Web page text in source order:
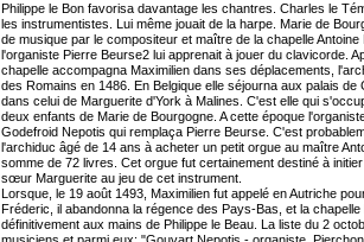
Philippe le Bon favorisa davantage les chantres. Charles le
les instrumentistes. Lui même jouait de la harpe. Marie de
de musique par le compositeur et maître de la chapelle
l'organiste Pierre Beurse2 lui apprenait à jouer du clavicorde.
chapelle accompagna Maximilien dans ses déplacements,
des Romains en 1486. En Belgique elle séjourna aux palais de
dans celui de Marguerite d'York à Malines. C'est elle qui
deux enfants de Marie de Bourgogne. A cette époque
Godefroid Nepotis qui remplaça Pierre Beurse. C'est
l'archiduc âgé de 14 ans à acheter un petit orgue au maître
somme de 72 livres. Cet orgue fut certainement destiné à
sœur Marguerite au jeu de cet instrument.
Lorsque, le 19 août 1493, Maximilien fut appelé en Autriche
Fréderic, il abandonna la régence des Pays-Bas, et la
définitivement aux mains de Philippe le Beau. La liste du 2